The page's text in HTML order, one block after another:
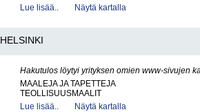
Lue lisää..
Näytä kartalla
HELSINKI
Hakutulos löytyi yrityksen omien www-sivujen
MAALEJA JA TAPETTEJA
TEOLLISUUSMAALIT
Lue lisää..
Näytä kartalla